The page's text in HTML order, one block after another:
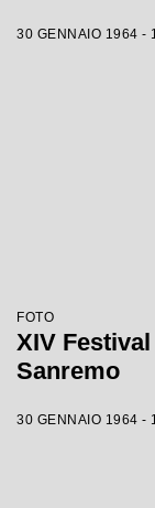
30 GENNAIO 1964 -
FOTO
XIV
Sanremo
30 GENNAIO 1964 -